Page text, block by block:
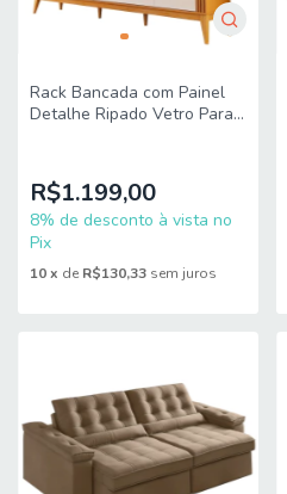
Rack Bancada com Painel
Detalhe Ripado Vetro Para
R$1.199,00
8% de desconto à vista no
Pix
10x de R$130,33 sem juros